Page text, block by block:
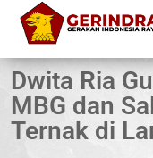
Dwita Ria
MBG dan
Ternak di